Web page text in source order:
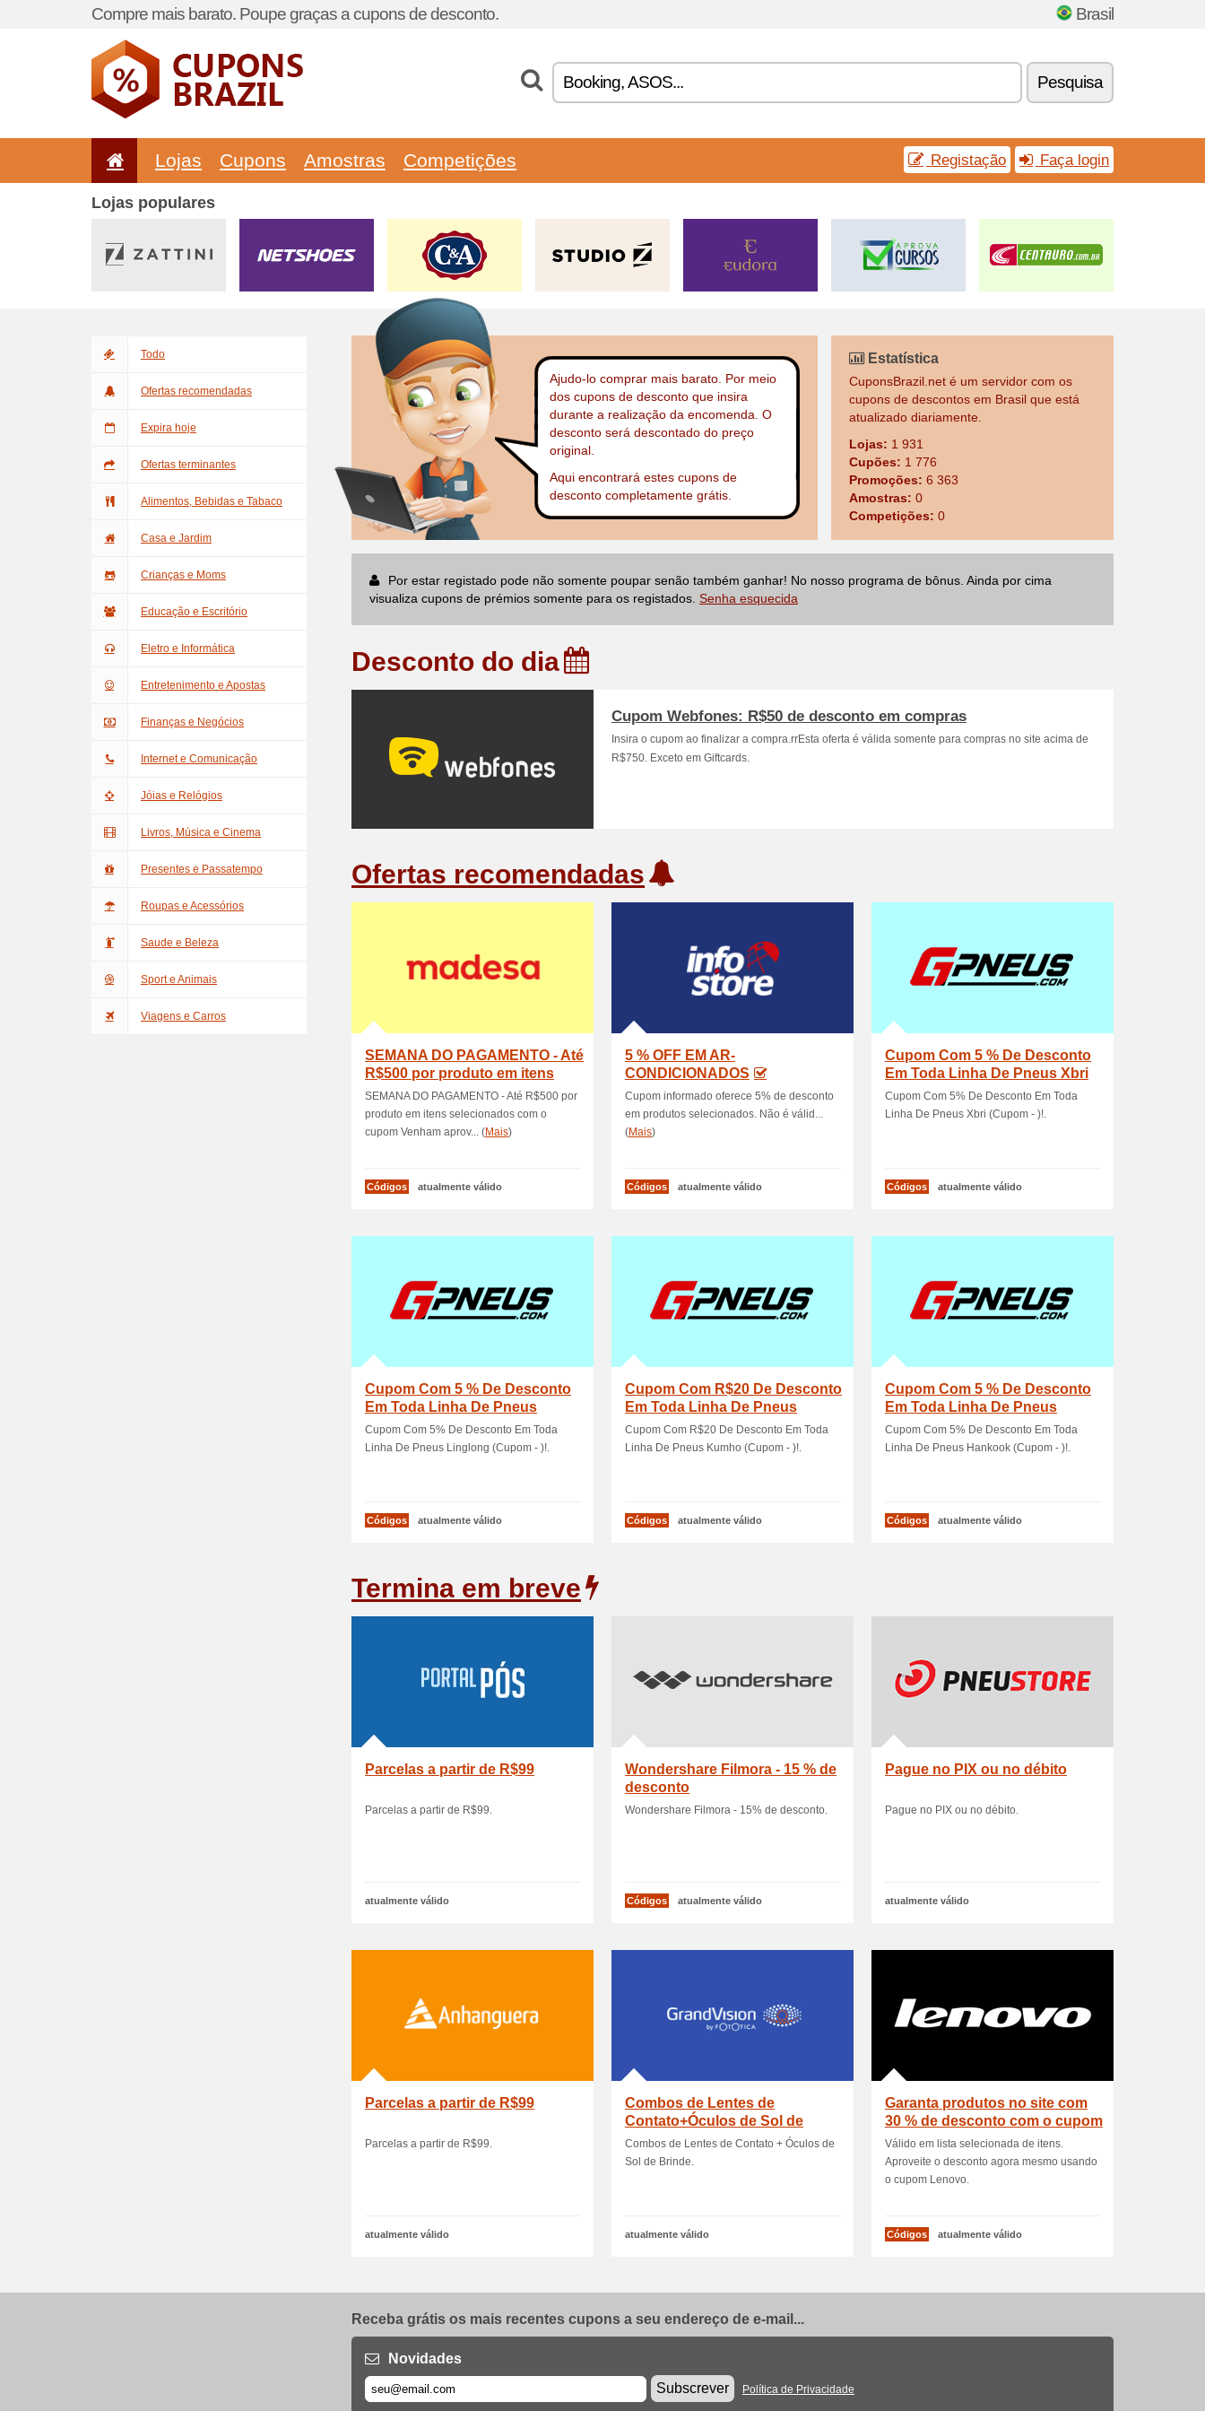
Compre mais barato. Poupe graças a cupons de desconto. Brasil
Pesquisa
Lojas Cupons Amostras Competições Registação Faça login
Lojas populares
Todo
Ofertas recomendadas
Expira hoje
Ofertas terminantes
Alimentos, Bebidas e Tabaco
Casa e Jardim
Crianças e Moms
Educação e Escritório
Eletro e Informática
Entretenimento e Apostas
Finanças e Negócios
Internet e Comunicação
Jóias e Relógios
Livros, Música e Cinema
Presentes e Passatempo
Roupas e Acessórios
Saude e Beleza
Sport e Animais
Viagens e Carros
Ajudo-lo comprar mais barato. Por meio
dos cupons de desconto que insira
durante a realização da encomenda. O
desconto será descontado do preço
original.
Aqui encontrará estes cupons de
desconto completamente grátis.
Estatística
CuponsBrazil.net é um servidor com os
cupons de descontos em Brasil que está
atualizado diariamente.
Lojas: 1 931
Cupões: 1 776
Promoções: 6 363
Amostras: 0
Competições: 0
Por estar registado pode não somente poupar senão também ganhar! No nosso programa de bônus. Ainda por cima
visualiza cupons de prémios somente para os registados. Senha esquecida
Desconto do dia
Cupom Webfones: R$50 de desconto em compras
Insira o cupom ao finalizar a compra.rrEsta oferta é válida somente para compras no site acima de
R$750. Exceto em Giftcards.
Ofertas recomendadas
SEMANA DO PAGAMENTO - Até
R$500 por produto em itens
selecionados c.
SEMANA DO PAGAMENTO - Até R$500 por
produto em itens selecionados com o
cupom Venham aprov... (Mais)
Códigos atualmente válido
5 % OFF EM AR-
CONDICIONADOS
Cupom informado oferece 5% de desconto
em produtos selecionados. Não é válid...
(Mais)
Códigos atualmente válido
Cupom Com 5 % De Desconto
Em Toda Linha De Pneus Xbri
(Cupom - )!
Cupom Com 5% De Desconto Em Toda
Linha De Pneus Xbri (Cupom - )!.
Códigos atualmente válido
Cupom Com 5 % De Desconto
Em Toda Linha De Pneus
Linglong (Cupom - )!
Cupom Com 5% De Desconto Em Toda
Linha De Pneus Linglong (Cupom - )!.
Códigos atualmente válido
Cupom Com R$20 De Desconto
Em Toda Linha De Pneus
Kumho (Cupom - )!
Cupom Com R$20 De Desconto Em Toda
Linha De Pneus Kumho (Cupom - )!.
Códigos atualmente válido
Cupom Com 5 % De Desconto
Em Toda Linha De Pneus
Hankook (Cupom - )!
Cupom Com 5% De Desconto Em Toda
Linha De Pneus Hankook (Cupom - )!.
Códigos atualmente válido
Termina em breve
Parcelas a partir de R$99
Parcelas a partir de R$99.
atualmente válido
Wondershare Filmora - 15 % de
desconto
Wondershare Filmora - 15% de desconto.
Códigos atualmente válido
Pague no PIX ou no débito
Pague no PIX ou no débito.
atualmente válido
Parcelas a partir de R$99
Parcelas a partir de R$99.
atualmente válido
Combos de Lentes de
Contato+Óculos de Sol de
Brinde
Combos de Lentes de Contato + Óculos de
Sol de Brinde.
atualmente válido
Garanta produtos no site com
30 % de desconto com o cupom
Le
Válido em lista selecionada de itens.
Aproveite o desconto agora mesmo usando
o cupom Lenovo.
Códigos atualmente válido
Receba grátis os mais recentes cupons a seu endereço de e-mail...
Novidades
Subscrever
Política de Privacidade